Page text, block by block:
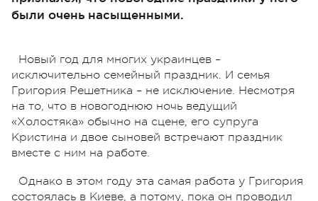
были очень насыщенными.
Новый год для многих украинцев –
исключительно семейный праздник. И семья
Григория Решетника – не исключение. Несмотря
на то, что в новогоднюю ночь ведущий
«Холостяка» обычно на сцене, его супруга
Кристина и двое сыновей встречают праздник
вместе с ним на работе.
Однако в этом году эта самая работа у Григория
состоялась в Киеве, а потому, пока он проводил